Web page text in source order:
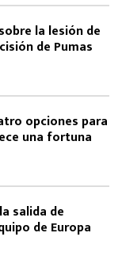
la lesión de
de Pumas
opciones para
una fortuna
salida de
de Europa